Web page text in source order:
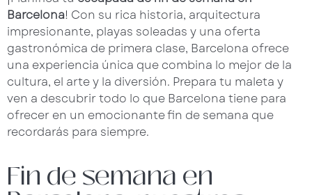
Barcelona! Con su rica historia, arquitectura
impresionante, playas soleadas y una oferta
gastronómica de primera clase, Barcelona ofrece
una experiencia única que combina lo mejor de la
cultura, el arte y la diversión. Prepara tu maleta y
ven a descubrir todo lo que Barcelona tiene para
ofrecer en un emocionante fin de semana que
recordarás para siempre.
Fin de semana en